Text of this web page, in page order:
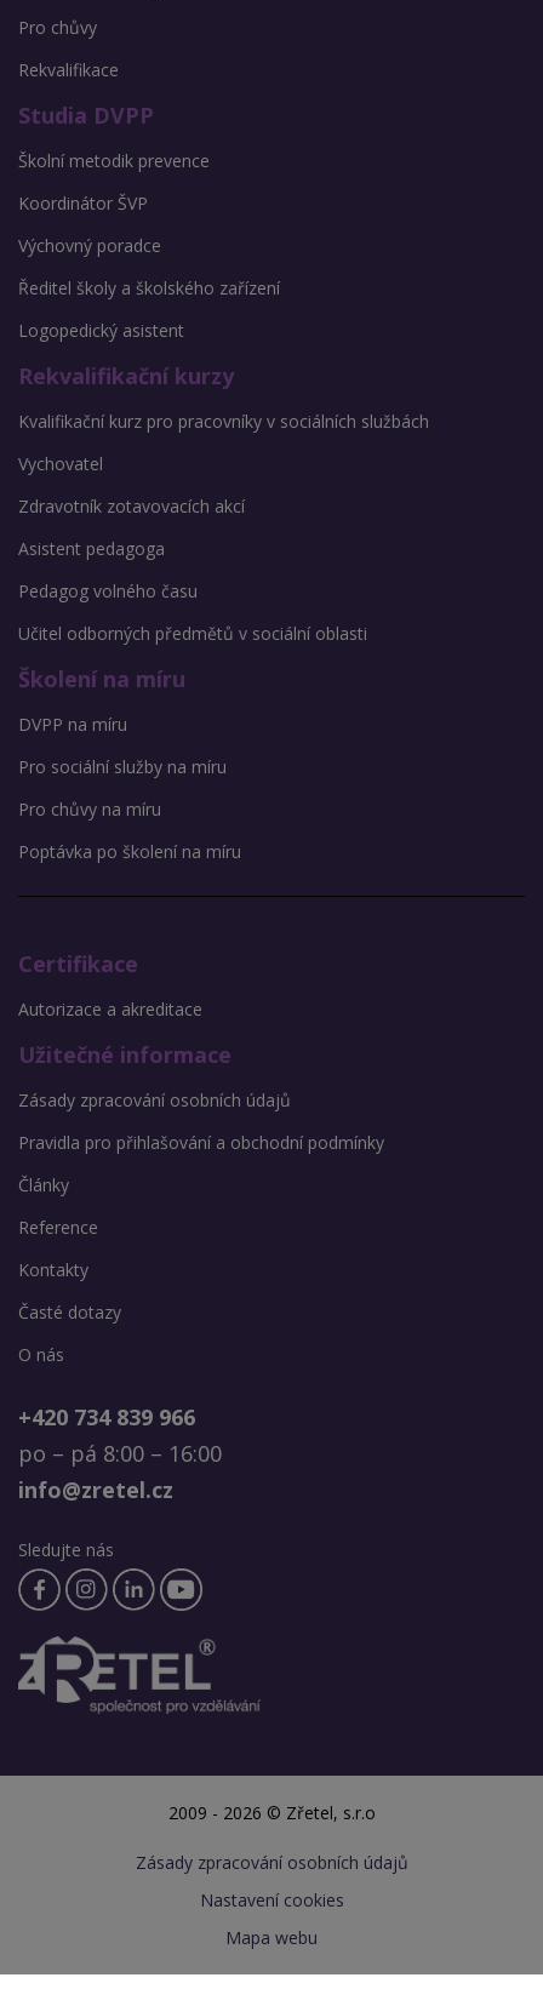
Pro chůvy
Rekvalifikace
Studia DVPP
Školní metodik prevence
Koordinátor ŠVP
Výchovný poradce
Ředitel školy a školského zařízení
Logopedický asistent
Rekvalifikační kurzy
Kvalifikační kurz pro pracovníky v sociálních službách
Vychovatel
Zdravotník zotavovacích akcí
Asistent pedagoga
Pedagog volného času
Učitel odborných předmětů v sociální oblasti
Školení na míru
DVPP na míru
Pro sociální služby na míru
Pro chůvy na míru
Poptávka po školení na míru
Certifikace
Autorizace a akreditace
Užitečné informace
Zásady zpracování osobních údajů
Pravidla pro přihlašování a obchodní podmínky
Články
Reference
Kontakty
Časté dotazy
O nás
+420 734 839 966
po – pá 8:00 – 16:00
info@zretel.cz
Sledujte nás
2009 - 2026 © Zřetel, s.r.o
Zásady zpracování osobních údajů
Nastavení cookies
Mapa webu